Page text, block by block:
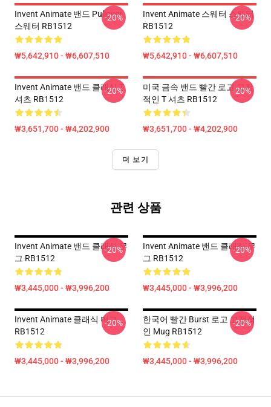
Invent Animate 밴드 Pullover
스웨터 RB1512
₩5,642,910 - ₩6,607,510
-20%
Invent Animate 스웨터 스웨터
RB1512
₩5,642,910 - ₩6,607,510
-20%
Invent Animate 밴드 클래식 T
셔츠 RB1512
₩3,651,700 - ₩4,202,900
-20%
미국 금속 밴드 빨간 로고 고전
적인 T 셔츠 RB1512
₩3,651,700 - ₩4,202,900
-20%
더 보기
관련 상품
Invent Animate 밴드 클래식 무
그 RB1512
₩3,445,000 - ₩3,996,200
-20%
Invent Animate 밴드 클래식 무
그 RB1512
₩3,445,000 - ₩3,996,200
-20%
Invent Animate 클래식 머그
RB1512
₩3,445,000 - ₩3,996,200
-20%
한국어 빨간 Burst 로고 고전적
인 Mug RB1512
₩3,445,000 - ₩3,996,200
-20%